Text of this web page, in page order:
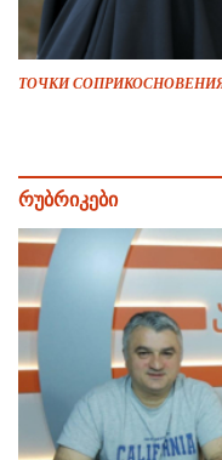
ТОЧКИ
რუბრიკები